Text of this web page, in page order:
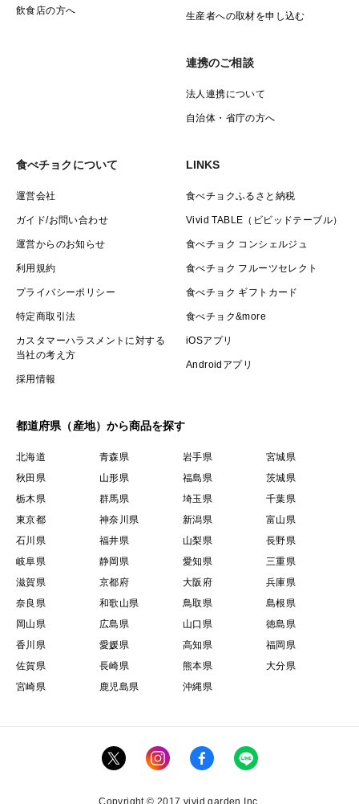
飲食店の方へ 生産者への取材を申し込む
連携のご相談
法人連携について
自治体・省庁の方へ
食べチョクについて
運営会社
ガイド/お問い合わせ
運営からのお知らせ
利用規約
プライバシーポリシー
特定商取引法
カスタマーハラスメントに対する
当社の考え方
採用情報
LINKS
食べチョクふるさと納税
Vivid TABLE（ビビッドテーブル）
食べチョク コンシェルジュ
食べチョク フルーツセレクト
食べチョク ギフトカード
食べチョク&more
iOSアプリ
Androidアプリ
都道府県（産地）から商品を探す
北海道 青森県 岩手県
宮城県
秋田県
山形県 福島県
茨城県
栃木県
群馬県 埼玉県
千葉県
東京都
神奈川県 新潟県
富山県
石川県
福井県 山梨県
長野県
岐阜県
静岡県 愛知県
三重県
滋賀県
京都府 大阪府
兵庫県
奈良県
和歌山県 鳥取県
島根県
岡山県
広島県 山口県
徳島県
香川県
愛媛県 高知県
福岡県
佐賀県
長崎県 熊本県
大分県
宮崎県
鹿児島県 沖縄県